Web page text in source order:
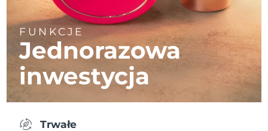
FUNKCJE
Jednorazowa
inwestycja
Trwałe